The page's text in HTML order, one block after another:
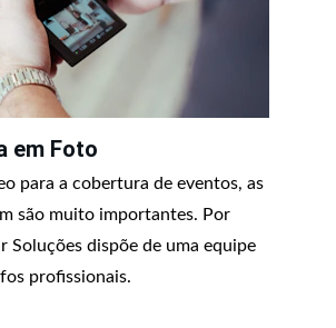
em Foto
para a cobertura de eventos, as
são muito importantes. Por
Soluções dispõe de uma equipe
profissionais.